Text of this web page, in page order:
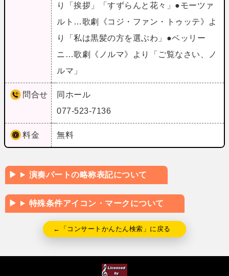
り「挨拶」「すずらんと花々」●モーツァ
ルト…歌劇《コジ・ファン・トゥッテ》よ
り「私は黒髪の方を選ぶわ」●ベッリー
ニ…歌劇《ノルマ》より「ご覧なさい、ノ
ルマ」
問合せ
同ホール
077-523-7136
料金 無料
演奏パートの略称表記について
特殊条件アイコン・マークについて
←「コンサートかんたん検索」に戻る